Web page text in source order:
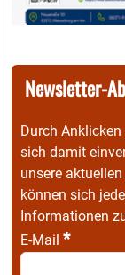
Newsletter-
Durch
sich damit
unsere
können sich
Informationen
E-Mail *